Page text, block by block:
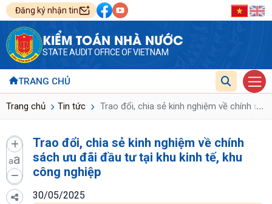
Đăng ký nhận tin
KIỂM TOÁN NHÀ NƯỚC
STATE AUDIT OFFICE OF VIETNAM
TRANG CHỦ
Trang chủ Tin tức Trao đổi, chia sẻ kinh nghiệm về chính ...
aa
Trao đổi, chia sẻ kinh nghiệm về chính
sách ưu đãi đầu tư tại khu kinh tế, khu
công nghiệp
30/05/2025